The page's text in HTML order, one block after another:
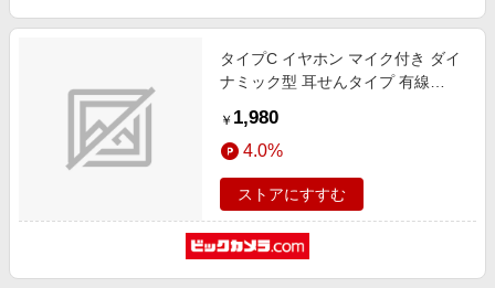
タイプC イヤホン マイク付き ダイ
ナミック型 耳せんタイプ 有線
Type-C ポートのある iPhone iPad
Android スマホ タブレット 他対応
】 ブラック ブラック EHP-
DF12CMBK [カナル型 /USB]
￥ 1,980
4.0%
ストアにすすむ